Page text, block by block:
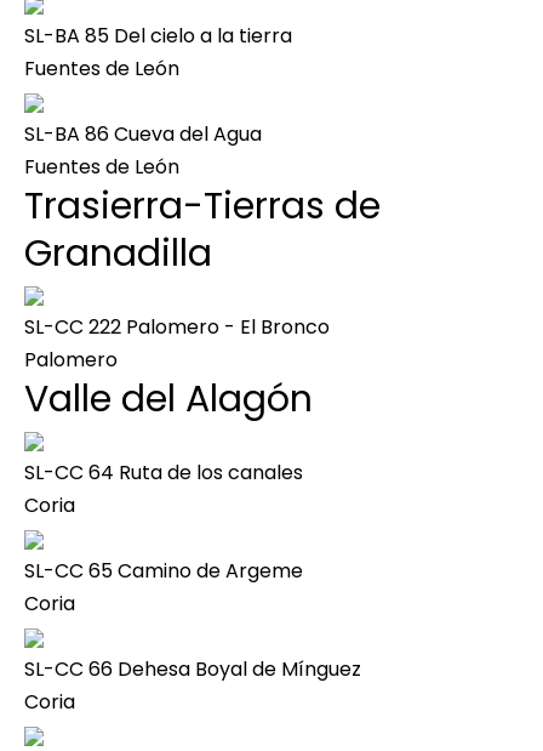
SL-BA 85 Del cielo a la tierra
Fuentes de León
SL-BA 86 Cueva del Agua
Fuentes de León
Trasierra-Tierras de
Granadilla
SL-CC 222 Palomero - El Bronco
Palomero
Valle del Alagón
SL-CC 64 Ruta de los canales
Coria
SL-CC 65 Camino de Argeme
Coria
SL-CC 66 Dehesa Boyal de Mínguez
Coria